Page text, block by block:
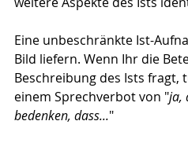
Eine unbeschränkte Ist-
Bild liefern. Wenn Ihr die
Beschreibung des Ists fragt,
einem Sprechverbot von "ja,
bedenken, dass..."